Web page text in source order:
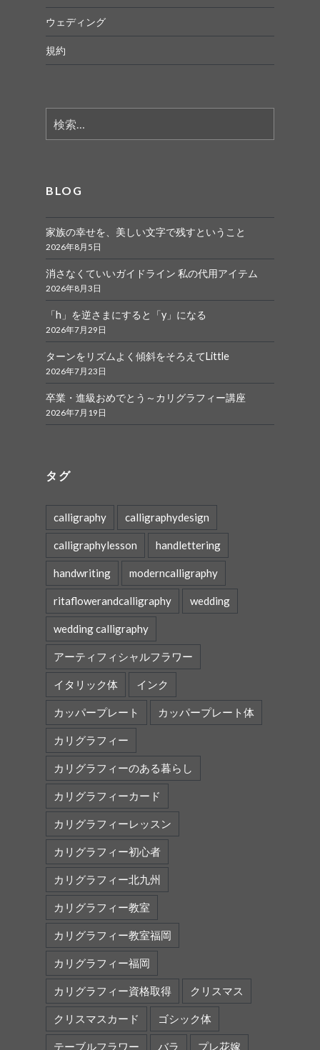
ウェディング
規約
索:
BLOG
家族の幸せを、美しい文字で残すということ
2026年8月5日
消さなくていいガイドライン 私の代用アイテム
2026年8月3日
「h」を逆さまにすると「y」になる
2026年7月29日
ターンをリズムよく傾斜をそろえてLittle
2026年7月23日
卒業・進級おめでとう～カリグラフィー講座
2026年7月19日
タグ
calligraphy calligraphydesign
calligraphylesson handlettering
handwriting moderncalligraphy
ritaflowerandcalligraphy wedding
wedding calligraphy
アーティフィシャルフラワー
イタリック体 インク
カッパープレート カッパープレート体
カリグラフィー
カリグラフィーのある暮らし
カリグラフィーカード
カリグラフィーレッスン
カリグラフィー初心者
カリグラフィー北九州
カリグラフィー教室
カリグラフィー教室福岡
カリグラフィー福岡
カリグラフィー資格取得 クリスマス
クリスマスカード ゴシック体
テーブルフラワー バラ プレ花嫁